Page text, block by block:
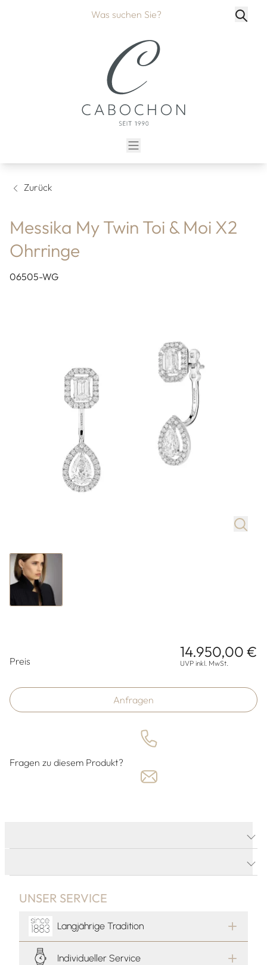
Zurück
Messika My Twin Toi & Moi X2
Ohrringe
06505-WG
Preis
14.950,00 €
UVP inkl. MwSt.
Anfragen
Fragen zu diesem Produkt?
UNSER SERVICE
Langjährige Tradition
Individueller Service